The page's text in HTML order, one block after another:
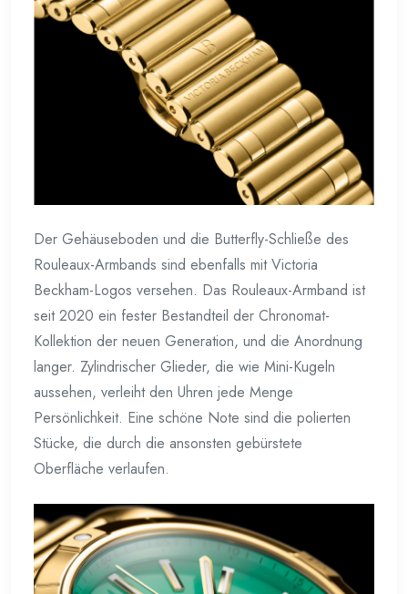
Der Gehäuseboden und die Butterfly-Schließe des
Rouleaux-Armbands sind ebenfalls mit Victoria
Beckham-Logos versehen. Das Rouleaux-Armband ist
seit 2020 ein fester Bestandteil der Chronomat-
Kollektion der neuen Generation, und die Anordnung
langer. Zylindrischer Glieder, die wie Mini-Kugeln
aussehen, verleiht den Uhren jede Menge
Persönlichkeit. Eine schöne Note sind die polierten
Stücke, die durch die ansonsten gebürstete
Oberfläche verlaufen.